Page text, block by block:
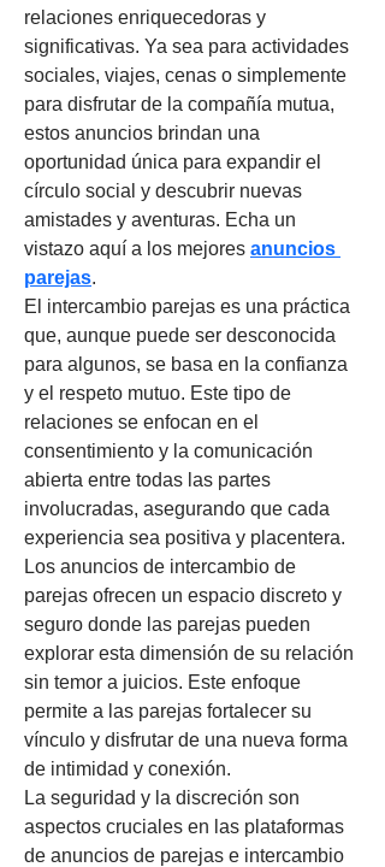
relaciones enriquecedoras y
significativas. Ya sea para actividades
sociales, viajes, cenas o simplemente
para disfrutar de la compañía mutua,
estos anuncios brindan una
oportunidad única para expandir el
círculo social y descubrir nuevas
amistades y aventuras. Echa un
vistazo aquí a los mejores anuncios
parejas.
El intercambio parejas es una práctica
que, aunque puede ser desconocida
para algunos, se basa en la confianza
y el respeto mutuo. Este tipo de
relaciones se enfocan en el
consentimiento y la comunicación
abierta entre todas las partes
involucradas, asegurando que cada
experiencia sea positiva y placentera.
Los anuncios de intercambio de
parejas ofrecen un espacio discreto y
seguro donde las parejas pueden
explorar esta dimensión de su relación
sin temor a juicios. Este enfoque
permite a las parejas fortalecer su
vínculo y disfrutar de una nueva forma
de intimidad y conexión.
La seguridad y la discreción son
aspectos cruciales en las plataformas
de anuncios de parejas e intercambio